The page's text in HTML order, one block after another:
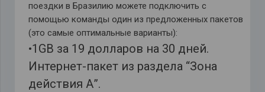
поездки в Бразилию можете подключить с
помощью команды один из предложенных пакетов
(это самые оптимальные варианты):
•1GB за 19 долларов на 30 дней.
Интернет-пакет из раздела “Зона
действия А”.